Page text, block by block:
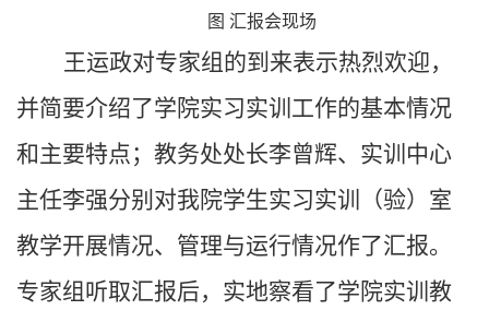
图 汇报会现场
王运政对专家组的到来表示热烈欢迎，
并简要介绍了学院实习实训工作的基本情况
和主要特点；教务处处长李曾辉、实训中心
主任李强分别对我院学生实习实训（验）室
教学开展情况、管理与运行情况作了汇报。
专家组听取汇报后，实地察看了学院实训教